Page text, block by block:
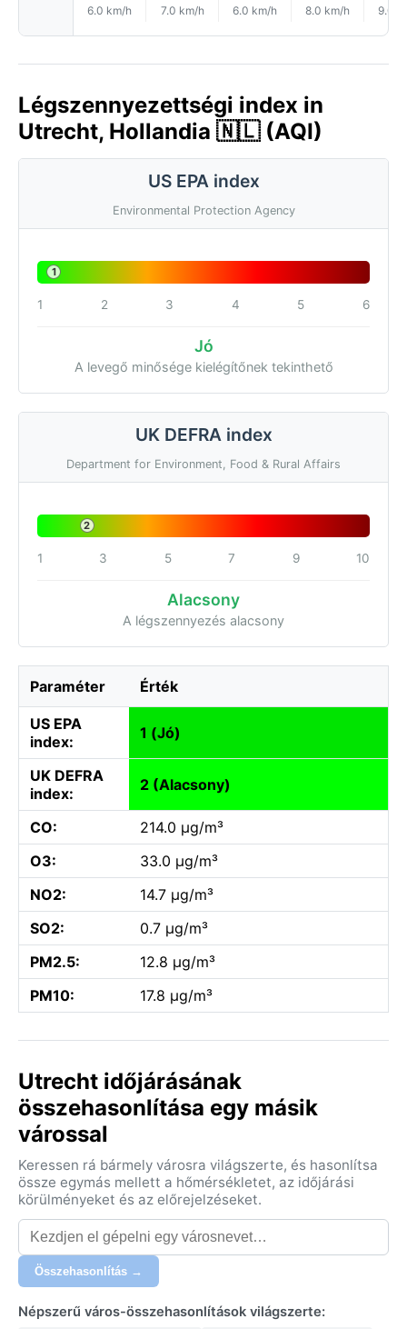
6.0 km/h 7.0 km/h 6.0 km/h 8.0 km/h 9.0
Légszennyezettségi index in
Utrecht, Hollandia 🇳🇱 (AQI)
US EPA index
Environmental Protection Agency
1
1 2 3 4 5 6
Jó
A levegő minősége kielégítőnek tekinthető
UK DEFRA index
Department for Environment, Food & Rural Affairs
2
1 3 5 7 9 10
Alacsony
A légszennyezés alacsony
Paraméter Érték
US EPA
index:
1 (Jó)
UK DEFRA
index:
2 (Alacsony)
CO:
214.0 µg/m³
O3:
33.0 µg/m³
NO2:
14.7 µg/m³
SO2:
0.7 µg/m³
PM2.5:
12.8 µg/m³
PM10:
17.8 µg/m³
Utrecht időjárásának
összehasonlítása egy másik
várossal
Keressen rá bármely városra világszerte, és hasonlítsa
össze egymás mellett a hőmérsékletet, az időjárási
körülményeket és az előrejelzéseket.
Összehasonlítás →
Népszerű város-összehasonlítások világszerte: